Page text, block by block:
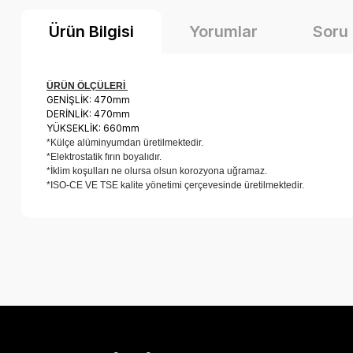
Ürün Bilgisi Yorumlar Soru
ÜRÜN ÖLÇÜLERİ
GENİŞLİK: 470mm
DERİNLİK: 470mm
YÜKSEKLİK: 660mm
*Külçe alüminyumdan üretilmektedir.
*Elektrostatik fırın boyalıdır.
*İklim koşulları ne olursa olsun korozyona uğramaz.
*ISO-CE VE TSE kalite yönetimi çerçevesinde üretilmektedir.
Ürün resmi kalitesiz, bozuk veya görüntülenemiyor.